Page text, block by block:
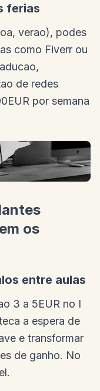
ferias
verao), podes
como Fiverr ou
de redes
por semana
os
entre aulas
3 a 5EUR no I
a espera de
e transformar
de ganho. No